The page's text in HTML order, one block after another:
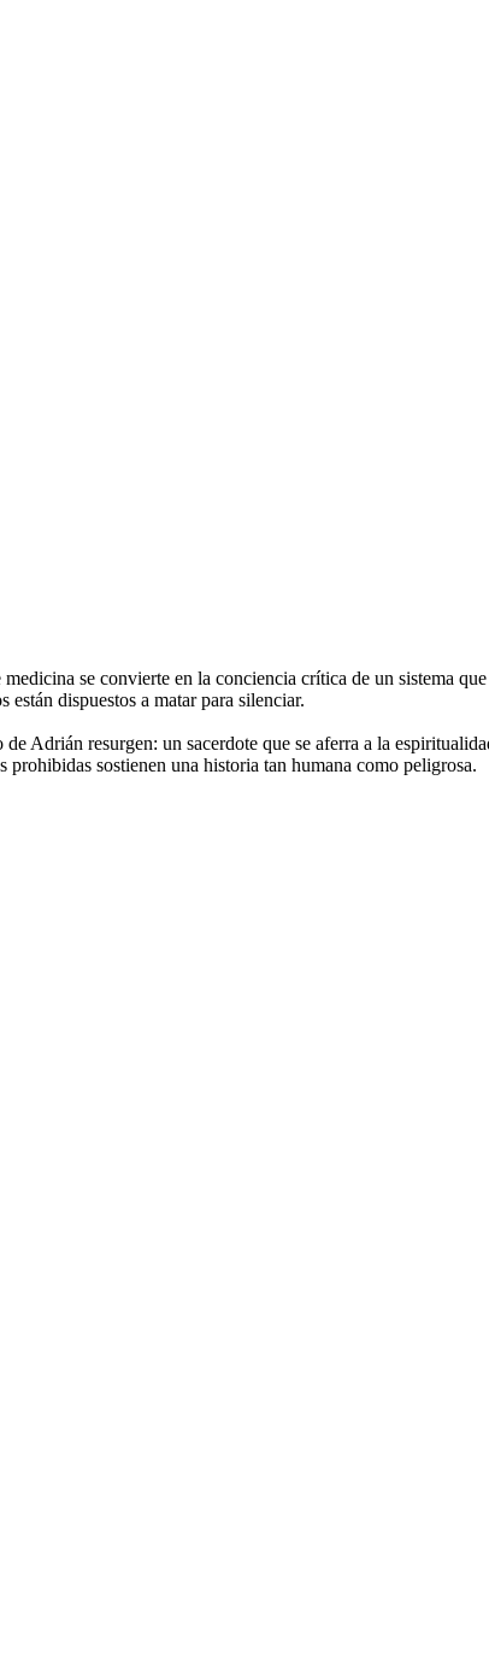
se convierte en la conciencia crítica de un sistema
dispuestos a matar para silenciar.
Adrián resurgen: un sacerdote que se aferra a la
sostienen una historia tan humana como peligrosa.